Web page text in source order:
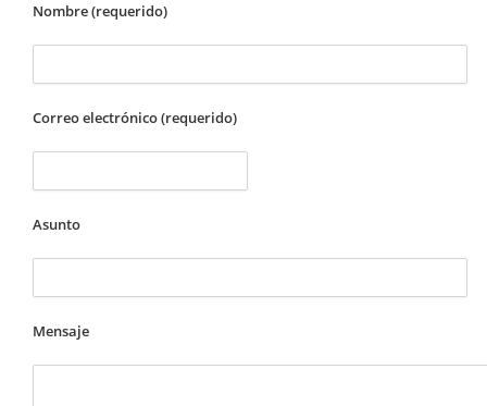
Nombre (requerido)
Correo electrónico (requerido)
Asunto
Mensaje